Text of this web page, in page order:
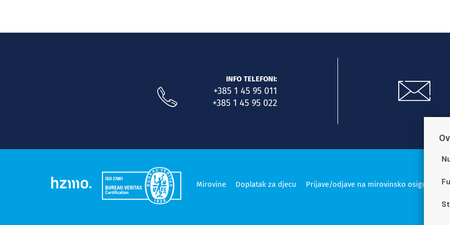
INFO TELEFONI:
+385 1 45 95 011
+385 1 45 95 022
Mirovine Doplatak za djecu Prijave/odjave na mirovinsko osiguranje